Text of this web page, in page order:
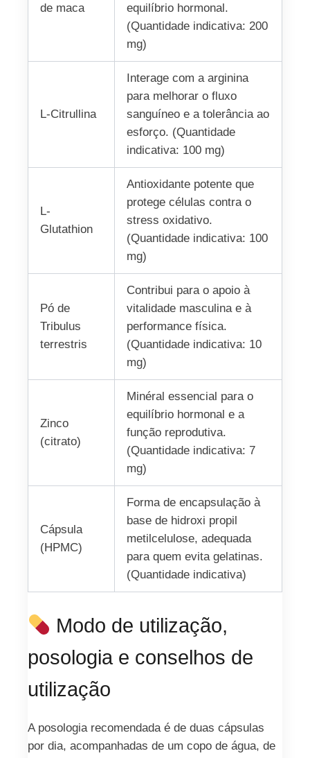
de maca
equilíbrio hormonal.
(Quantidade indicativa: 200
mg)
L-Citrullina
Interage com a arginina
para melhorar o fluxo
sanguíneo e a tolerância ao
esforço. (Quantidade
indicativa: 100 mg)
L-
Glutathion
Antioxidante potente que
protege células contra o
stress oxidativo.
(Quantidade indicativa: 100
mg)
Pó de
Tribulus
terrestris
Contribui para o apoio à
vitalidade masculina e à
performance física.
(Quantidade indicativa: 10
mg)
Zinco
(citrato)
Minéral essencial para o
equilíbrio hormonal e a
função reprodutiva.
(Quantidade indicativa: 7
mg)
Cápsula
(HPMC)
Forma de encapsulação à
base de hidroxi propil
metilcelulose, adequada
para quem evita gelatinas.
(Quantidade indicativa)
Modo de utilização,
posologia e conselhos de
utilização
A posologia recomendada é de duas cápsulas
por dia, acompanhadas de um copo de água, de